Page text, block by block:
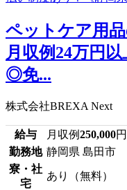
ペットケア用
月収例24万円
◎免...
株式会社BREXA Next
給与 月収例250,000円
勤務地 静岡県 島田市
寮・社
宅
あり（無料）